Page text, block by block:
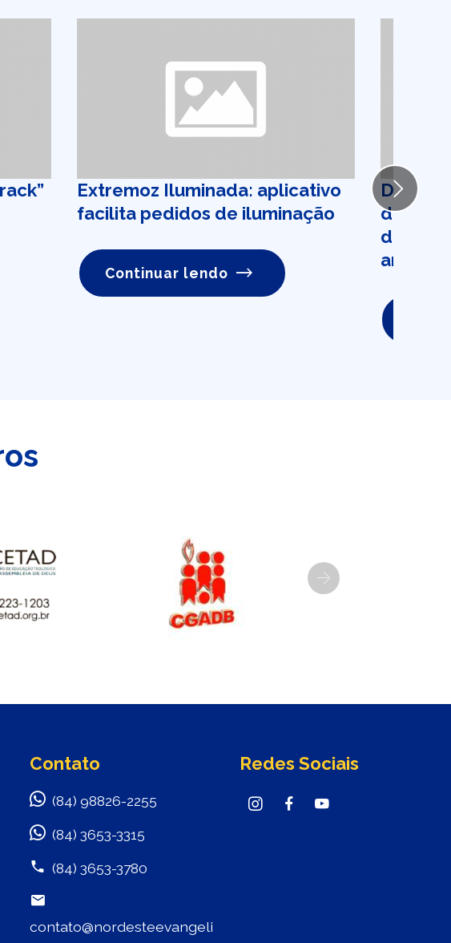
Extremoz Iluminada: aplicativo
facilita pedidos de iluminação
Continuar lendo
devem
dadas
anos
Next
Next
Contato
(84) 98826-2255
(84) 3653-3315
(84) 3653-3780
contato@nordesteevangeli
Redes Sociais